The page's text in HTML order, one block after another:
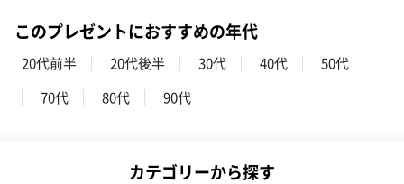
このプレゼントにおすすめの年代
20代前半 20代後半 30代 40代
50代
70代
80代 90代
カテゴリーから探す